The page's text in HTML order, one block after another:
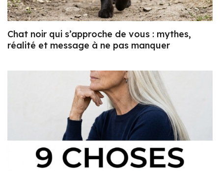
Chat noir qui s’approche de vous : mythes,
réalité et message à ne pas manquer